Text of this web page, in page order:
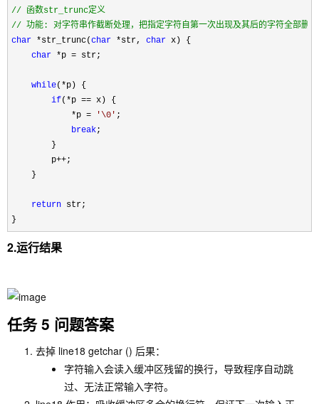
//
// 功能: 对字符串作截断处理，把指定字符自第一次出现及其后的字符全部删
char *str_trunc(char *str, char x) {
char *p = str;
while(*p) {
if(*p == x) {
*p =
' \0 ' ;
break;
        }
        p
++;
    }
return str;
}
2.运行结果
任务 5 问题答案
去掉 line18 getchar () 后果：
字符输入会读入缓冲区残留的换行，导致程序自动跳
过、无法正常输入字符。